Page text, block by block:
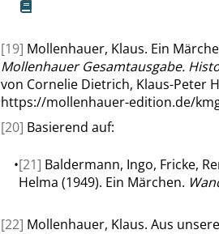
[19] Mollenhauer, Klaus. Ein
Mollenhauer Gesamtausgabe.
von Cornelie Dietrich, Klaus-Peter
https://mollenhauer-edition.de/
[20] Basierend auf:
•[21] Baldermann, Ingo, Fricke,
Helma (1949). Ein Märchen.
[22] Mollenhauer, Klaus. Aus